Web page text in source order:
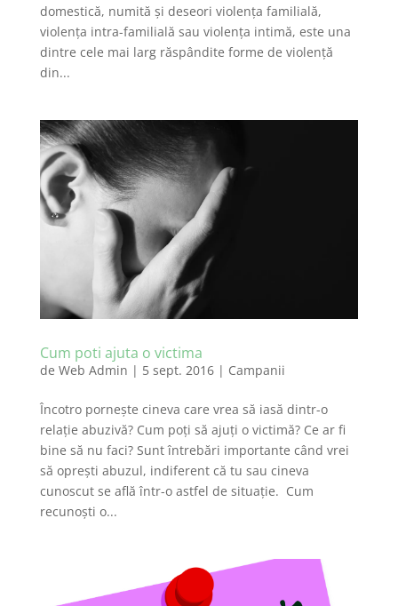
domestică, numită şi deseori violenţa familială,
violenţa intra-familială sau violenţa intimă, este una
dintre cele mai larg răspândite forme de violenţă
din...
Cum poti ajuta o victima
de Web Admin | 5 sept. 2016| Campanii
Încotro pornește cineva care vrea să iasă dintr-o
relație abuzivă? Cum poți să ajuți o victimă? Ce ar fi
bine să nu faci? Sunt întrebări importante când vrei
să oprești abuzul, indiferent că tu sau cineva
cunoscut se află într-o astfel de situație. Cum
recunoști o...